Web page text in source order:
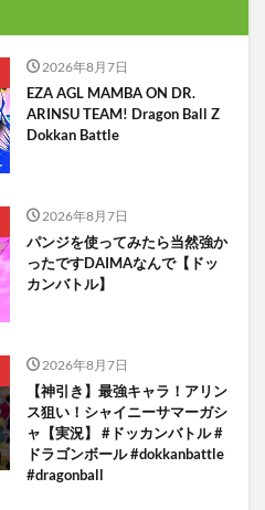
2026年8月7日
EZA AGL MAMBA ON DR.
ARINSU TEAM! Dragon Ball Z
Dokkan Battle
2026年8月7日
パンジを使ってみたら当然強か
ったですDAIMAなんで【ドッ
カンバトル】
2026年8月7日
【神引き】最強キャラ！アリン
ス狙い！シャイニーサマーガシ
ャ【実況】 #ドッカンバトル #
ドラゴンボール #dokkanbattle
#dragonball